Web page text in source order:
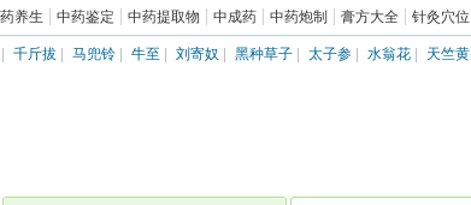
养生 中药鉴定 中药提取物 中成药 中药炮制 膏方大全 针灸穴位
千斤拔 马兜铃 牛至 刘寄奴 黑种草子 太子参 水翁花 天竺黄